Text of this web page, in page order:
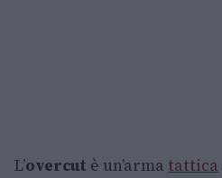
L’overcut è un’arma tattica